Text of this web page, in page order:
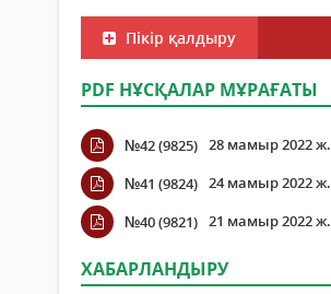
Пікір қалдыру
PDF НҰСҚАЛАР МҰРАҒАТЫ
№42 (9825)
28 мамыр 2022 ж.
№41 (9824)
24 мамыр 2022 ж.
№40 (9821)
21 мамыр 2022 ж.
ХАБАРЛАНДЫРУ